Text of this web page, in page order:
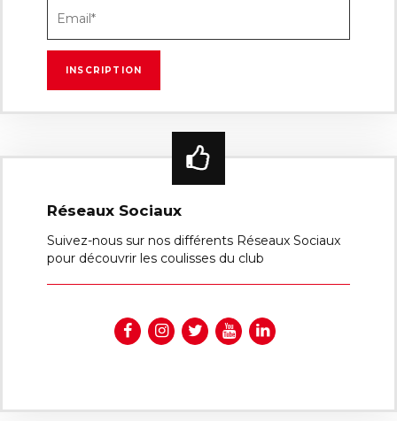
Réseaux Sociaux
Suivez-nous sur nos différents Réseaux Sociaux
pour découvrir les coulisses du club